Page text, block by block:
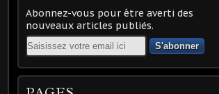
Abonnez-vous pour être averti des
nouveaux articles publiés.
Email